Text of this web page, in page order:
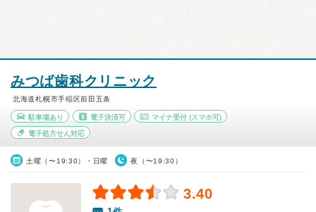
みつば歯科クリニック
北海道札幌市手稲区前田五条
駐車場あり 電子決済可 マイナ受付 (スマホ可)
電子処方せん対応
土曜（〜19:30）・日曜 夜（〜19:30）
3.40